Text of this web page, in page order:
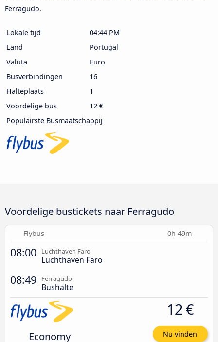
Ferragudo.
Lokale tijd
04:44 PM
Land
Portugal
Valuta
Euro
Busverbindingen
16
Halteplaats
1
Voordelige bus
12 €
Populairste Busmaatschappij
Voordelige bustickets naar Ferragudo
Flybus 0h 49m
08:00 Luchthaven Faro
Luchthaven Faro
08:49 Ferragudo
Bushalte
Economy
12 €
Nu vinden